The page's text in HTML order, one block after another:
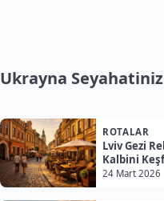
Ukrayna
ROTALAR
Lviv Gezi
Kalbini
24 Mart 2026